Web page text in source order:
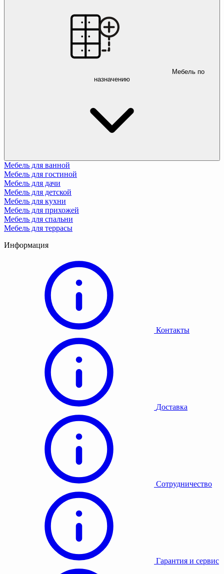
Мебель по
назначению
Мебель для ванной
Мебель для гостиной
Мебель для дачи
Мебель для детской
Мебель для кухни
Мебель для прихожей
Мебель для спальни
Мебель для террасы
Информация
Контакты
Доставка
Сотрудничество
Гарантия и сервис